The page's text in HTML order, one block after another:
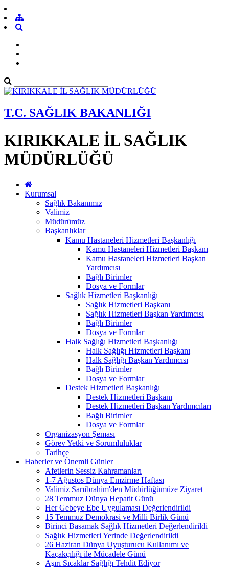
T.C. SAĞLIK BAKANLIĞI
KIRIKKALE İL SAĞLIK
MÜDÜRLÜĞÜ
Kurumsal
Sağlık Bakanımız
Valimiz
Müdürümüz
Başkanlıklar
Kamu Hastaneleri Hizmetleri Başkanlığı
Kamu Hastaneleri Hizmetleri Başkanı
Kamu Hastaneleri Hizmetleri Başkan
Yardımcısı
Bağlı Birimler
Dosya ve Formlar
Sağlık Hizmetleri Başkanlığı
Sağlık Hizmetleri Başkanı
Sağlık Hizmetleri Başkan Yardımcısı
Bağlı Birimler
Dosya ve Formlar
Halk Sağlığı Hizmetleri Başkanlığı
Halk Sağlığı Hizmetleri Başkanı
Halk Sağlığı Başkan Yardımcısı
Bağlı Birimler
Dosya ve Formlar
Destek Hizmetleri Başkanlığı
Destek Hizmetleri Başkanı
Destek Hizmetleri Başkan Yardımcıları
Bağlı Birimler
Dosya ve Formlar
Organizasyon Şeması
Görev Yetki ve Sorumluluklar
Tarihçe
Haberler ve Önemli Günler
Afetlerin Sessiz Kahramanları
1-7 Ağustos Dünya Emzirme Haftası
Valimiz Sarıibrahim'den Müdürlüğümüze Ziyaret
28 Temmuz Dünya Hepatit Günü
Her Gebeye Ebe Uygulaması Değerlendirildi
15 Temmuz Demokrasi ve Milli Birlik Günü
Birinci Basamak Sağlık Hizmetleri Değerlendirildi
Sağlık Hizmetleri Yerinde Değerlendirildi
26 Haziran Dünya Uyuşturucu Kullanımı ve
Kaçakçılığı ile Mücadele Günü
Aşırı Sıcaklar Sağlığı Tehdit Ediyor